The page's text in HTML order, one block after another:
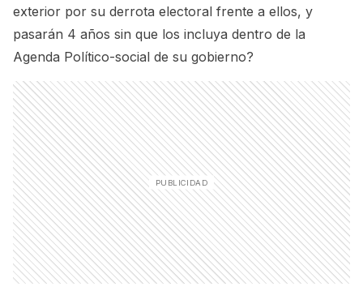
exterior por su derrota electoral frente a ellos, y
pasarán 4 años sin que los incluya dentro de la
Agenda Político-social de su gobierno?